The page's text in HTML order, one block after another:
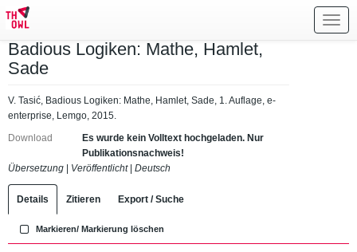
Badious Logiken: Mathe, Hamlet,
Sade
V. Tasić, Badious Logiken: Mathe, Hamlet, Sade, 1. Auflage, e-
enterprise, Lemgo, 2015.
Download
Es wurde kein Volltext hochgeladen. Nur
Publikationsnachweis!
Übersetzung
Veröffentlicht| Deutsch
Details Zitieren Export / Suche
Markieren/ Markierung löschen